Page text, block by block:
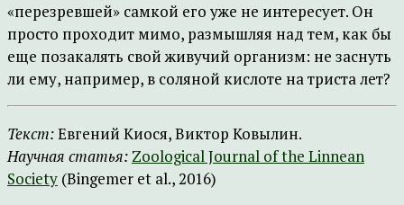
«перезревшей» самкой его уже не интересует. Он
просто проходит мимо, размышляя над тем, как бы
еще позакалять свой живучий организм: не заснуть
ли ему, например, в соляной кислоте на триста лет?
Текст:Евгений Киося, Виктор Ковылин.
Научная статья: Zoological Journal of the Linnean
Society (Bingemer et al., 2016)